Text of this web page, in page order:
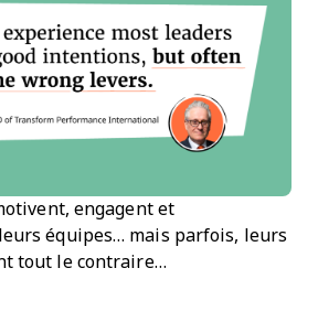
engagent et
équipes… mais parfois, leurs
tout le contraire…